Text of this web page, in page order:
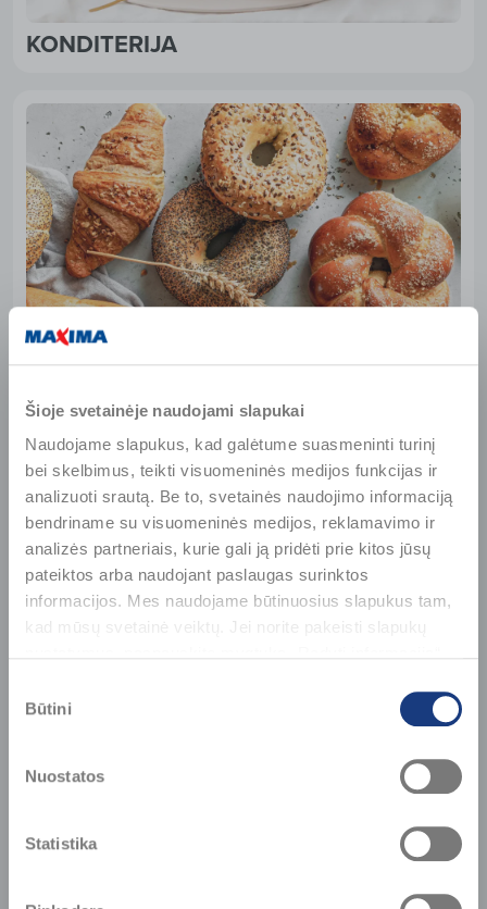
Šioje svetainėje naudojami slapukai
Naudojame slapukus, kad galėtume suasmeninti turinį
bei skelbimus, teikti visuomeninės medijos funkcijas ir
analizuoti srautą. Be to, svetainės naudojimo informaciją
bendriname su visuomeninės medijos, reklamavimo ir
analizės partneriais, kurie gali ją pridėti prie kitos jūsų
pateiktos arba naudojant paslaugas surinktos
informacijos. Mes naudojame būtinuosius slapukus tam,
kad mūsų svetainė veiktų. Jei norite pakeisti slapukų
politikoje https://www.maxima.lt/slapuku-naudojimas
pasirinkimas
Būtini
Nuostatos
Statistika
KONDITERIJA
KEPINIAI